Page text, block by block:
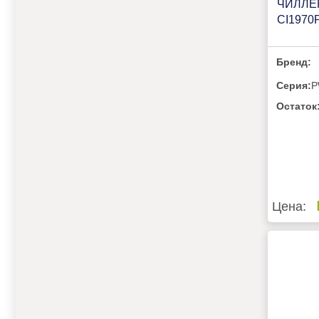
Бренд:
Серия:
Цена: